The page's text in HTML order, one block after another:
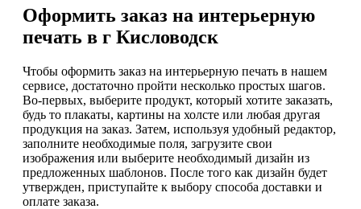
Оформить заказ на интерьерную
печать в г Кисловодск
Чтобы оформить заказ на интерьерную печать в нашем
сервисе, достаточно пройти несколько простых шагов.
Во-первых, выберите продукт, который хотите заказать,
будь то плакаты, картины на холсте или любая другая
продукция на заказ. Затем, используя удобный редактор,
заполните необходимые поля, загрузите свои
изображения или выберите необходимый дизайн из
предложенных шаблонов. После того как дизайн будет
утвержден, приступайте к выбору способа доставки и
оплате заказа.